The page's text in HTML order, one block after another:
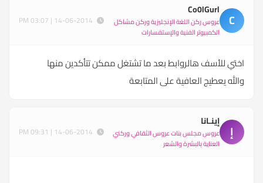
C
Co0lGurl
عروس ركن اللغة الإنجليزية وركن مشاكل
الكمبيوتر الفنية والإستفسارات
اختي للأسف هالروابط بعد ما تشتغل ممكن تتأكدين منها
والله يعطيج العافية على المتابعة
إ
إينـانا
عروس مجلس بنات عروس الثقافي وركني
العناية بالبشرة والشعر